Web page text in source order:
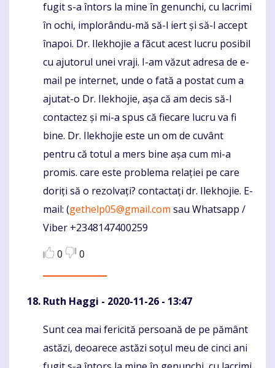
fugit s-a întors la mine în genunchi, cu lacrimi
în ochi, implorându-mă să-l iert și să-l accept
înapoi. Dr. Ilekhojie a făcut acest lucru posibil
cu ajutorul unei vraji. I-am văzut adresa de e-
mail pe internet, unde o fată a postat cum a
ajutat-o Dr. Ilekhojie, așa că am decis să-l
contactez și mi-a spus că fiecare lucru va fi
bine. Dr. Ilekhojie este un om de cuvânt
pentru că totul a mers bine așa cum mi-a
promis. care este problema relației pe care
doriți să o rezolvați? contactați dr. Ilekhojie. E-
mail: (gethelp05@gmail.com sau Whatsapp /
Viber +2348147400259
0
0
Ruth Haggi - 2020-11-26 - 13:47
Komentaras
Sunt cea mai fericită persoană de pe pământ
astăzi, deoarece astăzi soțul meu de cinci ani